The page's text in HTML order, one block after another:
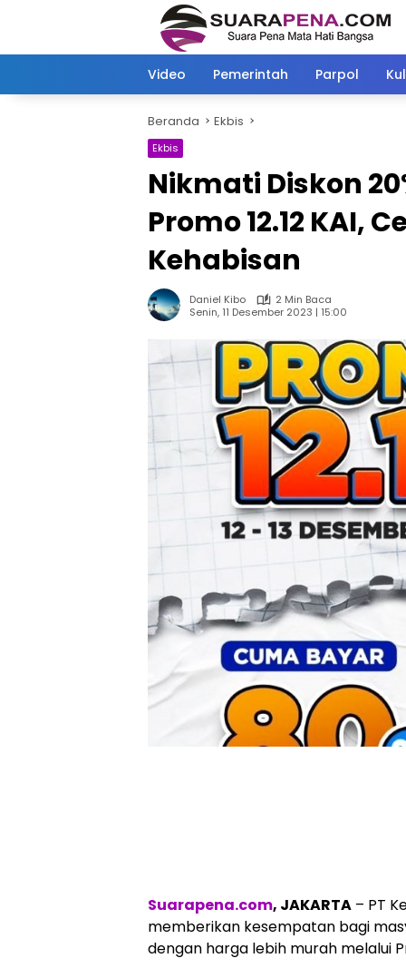
Video Pemerintah Parpol
Beranda Ekbis
Ekbis
Nikmati Diskon
Promo 12.12 KAI,
Kehabisan
Daniel Kibo
2 Min Baca
Senin, 11 Desember 2023 | 15:00
Suarapena.com, JAKARTA – PT
memberikan kesempatan bagi
dengan harga lebih murah melalui